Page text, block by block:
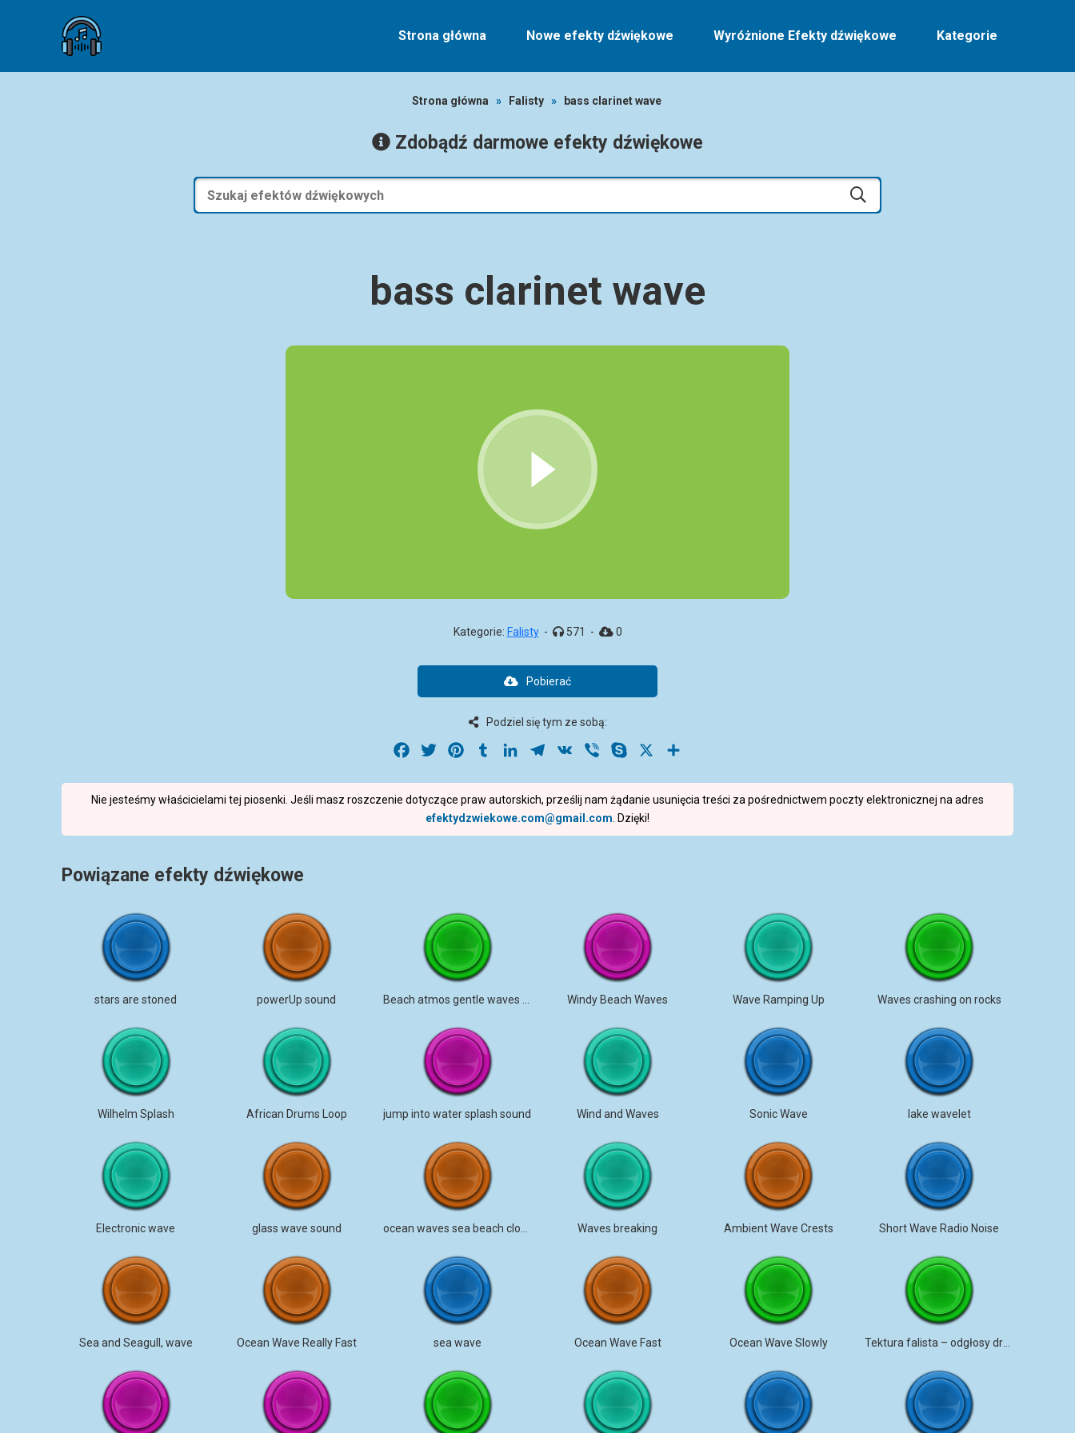
Strona główna Nowe efekty dźwiękowe Wyróżnione Efekty dźwiękowe Kategorie
Strona główna » Falisty » bass clarinet wave
Zdobądź darmowe efekty dźwiękowe
bass clarinet wave
Kategorie: Falisty - 571 - 0
Pobierać
Podziel się tym ze sobą:
Facebook
Twitter PinterestTumblrLinkedInTelegram
VK Viber Skype
Nie jesteśmy właścicielami tej piosenki. Jeśli masz roszczenie dotyczące praw autorskich, prześlij nam żądanie usunięcia treści za pośrednictwem poczty elektronicznej na adres
efektydzwiekowe.com@gmail.com . Dzięki!
Powiązane efekty dźwiękowe
stars are stoned powerUp sound Windy Beach Waves Wave Ramping Up Waves crashing on rocks
Wilhelm Splash African Drums Loop jump into water splash sound Wind and Waves Sonic Wave lake wavelet
Electronic wave glass wave sound Waves breaking Ambient Wave Crests Short Wave Radio Noise
Sea and Seagull, wave Ocean Wave Really Fast sea wave Ocean Wave Fast Ocean Wave Slowly